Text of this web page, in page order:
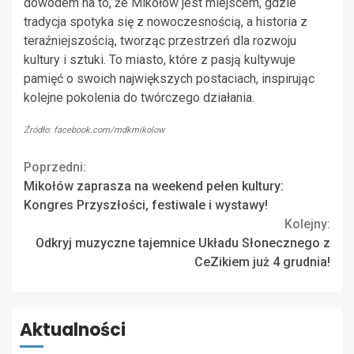
tradycja spotyka się z nowoczesnością, a historia z
teraźniejszością, tworząc przestrzeń dla rozwoju
kultury i sztuki. To miasto, które z pasją kultywuje
pamięć o swoich największych postaciach, inspirując
kolejne pokolenia do twórczego działania.
Źródło: facebook.com/mdkmikolow
Continue
Reading
Poprzedni:
Mikołów zaprasza na weekend pełen kultury:
Kongres Przyszłości, festiwale i wystawy!
Kolejny:
Odkryj muzyczne tajemnice Układu Słonecznego z
CeZikiem już 4 grudnia!
Aktualności